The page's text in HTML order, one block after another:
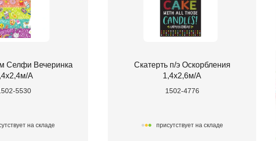
Селфи Вечеринка
А
5530
на складе
Скатерть п/э Оскорбления
1,4х2,6м/А
1502-4776
присутствует на складе